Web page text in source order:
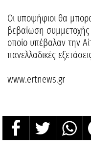
Οι υποψήφιοι θα
βεβαίωση
οποίο υπέβαλαν την
πανελλαδικές
www.ertnews.gr